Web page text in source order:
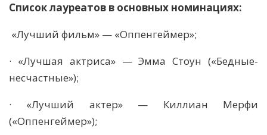
Список лауреатов в основных номинациях:
«Лучший фильм» — «Оппенгеймер»;
· «Лучшая актриса» — Эмма Стоун («Бедные-
несчастные»);
· «Лучший актер» — Киллиан Мерфи
(«Оппенгеймер»);